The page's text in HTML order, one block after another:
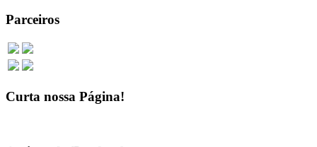
Parceiros
Curta nossa Página!